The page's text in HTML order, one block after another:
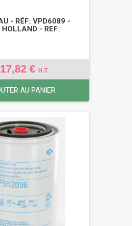
- RÉF: VPD6089 -
HOLLAND - REF:
17,82 €H.T
AU PANIER